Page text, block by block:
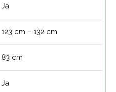
Ja
123 cm – 132 cm
83 cm
Ja